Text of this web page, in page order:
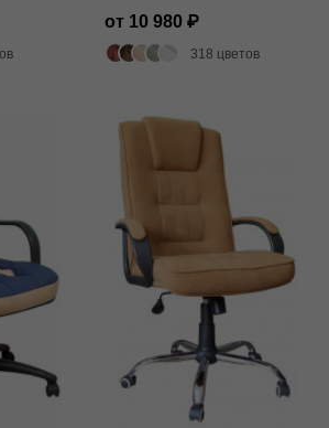
от 10 980
318 цветов